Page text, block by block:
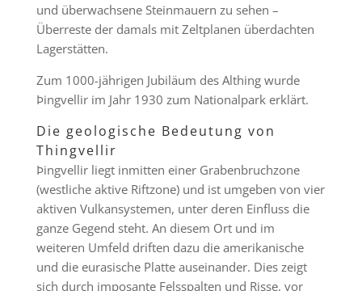
und überwachsene Steinmauern zu sehen –
Überreste der damals mit Zeltplanen überdachten
Lagerstätten.
Zum 1000-jährigen Jubiläum des Althing wurde
Þingvellir im Jahr 1930 zum Nationalpark erklärt.
Die geologische Bedeutung von
Thingvellir
Þingvellir liegt inmitten einer Grabenbruchzone
(westliche aktive Riftzone) und ist umgeben von vier
aktiven Vulkansystemen, unter deren Einfluss die
ganze Gegend steht. An diesem Ort und im
weiteren Umfeld driften dazu die amerikanische
und die eurasische Platte auseinander. Dies zeigt
sich durch imposante Felsspalten und Risse, vor